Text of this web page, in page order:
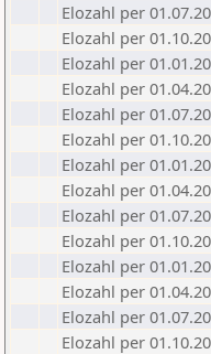
Elozahl per
Elozahl per
Elozahl per
Elozahl per
Elozahl per
Elozahl per
Elozahl per
Elozahl per
Elozahl per
Elozahl per
Elozahl per
Elozahl per
Elozahl per
Elozahl per